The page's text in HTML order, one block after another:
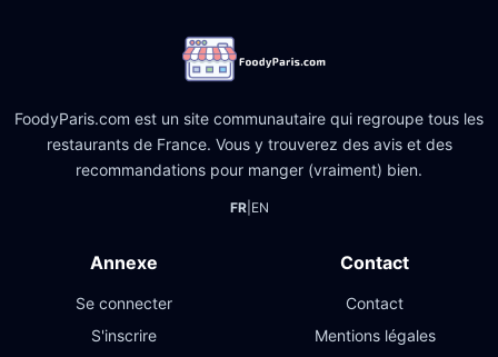
FoodyParis.com est un site communautaire qui regroupe tous les
restaurants de France. Vous y trouverez des avis et des
recommandations pour manger (vraiment) bien.
FR| EN
Annexe
Se connecter
S'inscrire
Contact
Contact
Mentions légales